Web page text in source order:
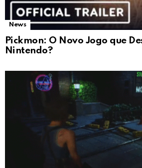
News
Pickmon: O Novo Jogo que
Nintendo?